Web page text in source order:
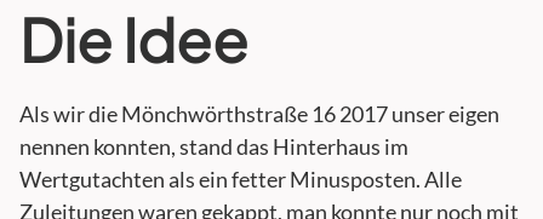
Die Idee
Als wir die Mönchwörthstraße 16 2017 unser eigen
nennen konnten, stand das Hinterhaus im
Wertgutachten als ein fetter Minusposten. Alle
Zuleitungen waren gekappt, man konnte nur noch mit